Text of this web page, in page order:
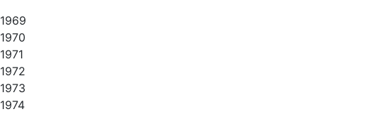
1969
1970
1971
1972
1973
1974